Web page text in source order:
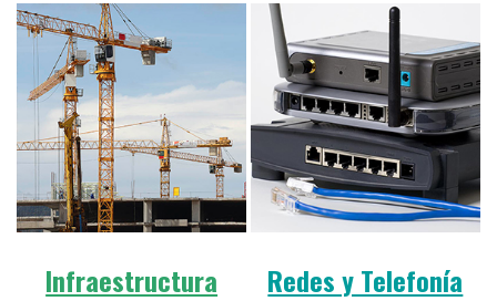
Infraestructura Redes y Telefonía